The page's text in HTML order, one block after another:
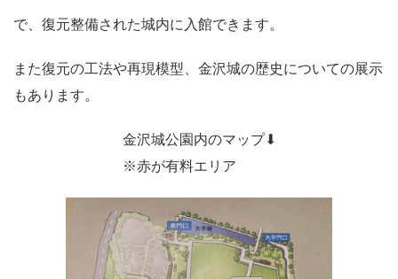
で、復元整備された城内に入館できます。
また復元の工法や再現模型、金沢城の歴史についての展示
もあります。
金沢城公園内のマップ⬇︎
※赤が有料エリア